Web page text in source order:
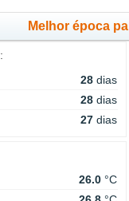
Melhor época
:
28 dias
28 dias
27 dias
26.0 °C